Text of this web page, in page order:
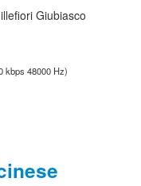
Giubiasco
kbps 48000 Hz)